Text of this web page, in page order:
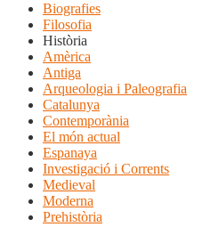
Biografies
Filosofia
Història
Amèrica
Antiga
Arqueologia i Paleografia
Catalunya
Contemporània
El món actual
Espanaya
Investigació i Corrents
Medieval
Moderna
Prehistòria